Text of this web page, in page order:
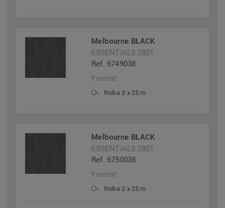
Melbourne BLACK
ESSENTIALS 280T
Ref. 6749038
Format
Rolka 3 x 25 m
Melbourne BLACK
ESSENTIALS 280T
Ref. 6750038
Format
Rolka 2 x 25 m